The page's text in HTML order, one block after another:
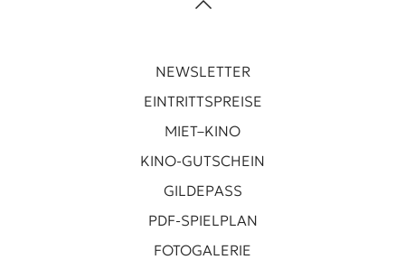
NEWSLETTER
EINTRITTSPREISE
MIET–KINO
KINO-GUTSCHEIN
GILDEPASS
PDF-SPIELPLAN
FOTOGALERIE